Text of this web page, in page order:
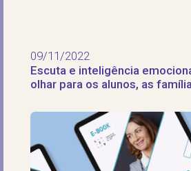
09/11/2022
Escuta e inteligência
olhar para os alunos, as